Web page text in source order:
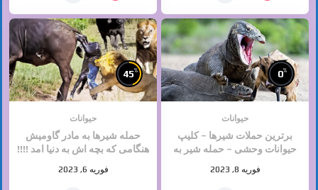
0%
حیوانات
برترین حملات شیرها – کلیپ
حیوانات وحشی – حمله شیر به
فوریه 8, 2023
45%
حیوانات
حمله شیرها به مادر گاومیش
هنگامی که بچه اش به دنیا امد !!!!
فوریه 6, 2023